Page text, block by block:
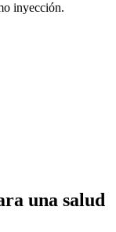
inyección.
una salud